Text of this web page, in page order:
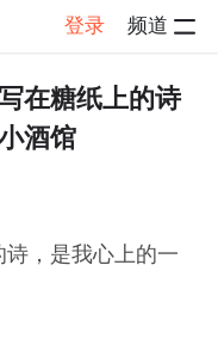
登录 频道
详情
在糖纸上的诗
酒馆
，是我心上的一